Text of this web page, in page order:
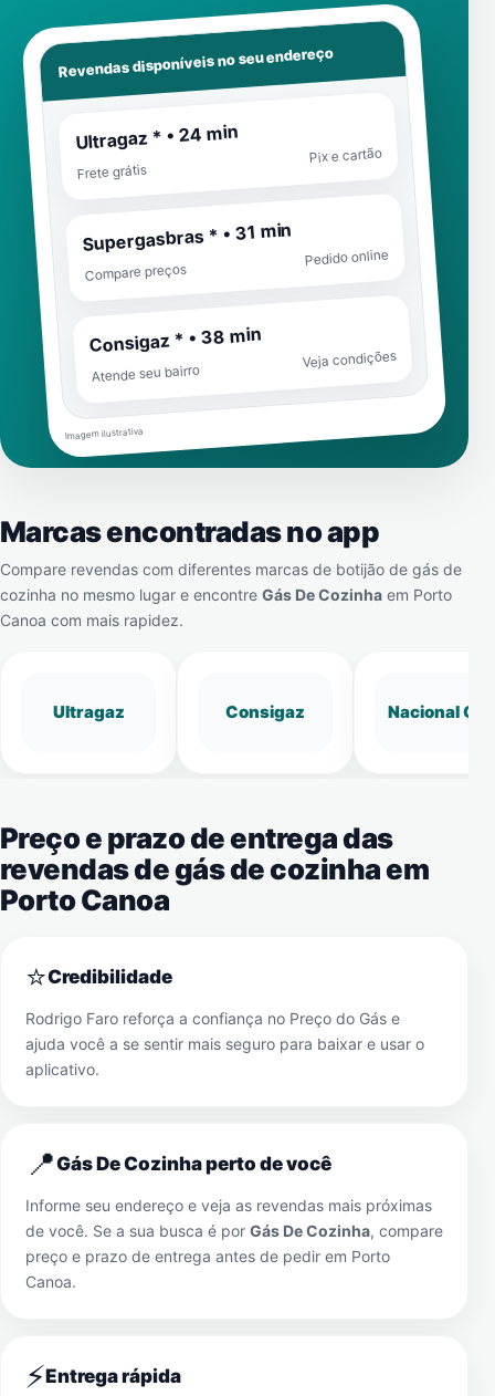
Revendas disponíveis no seu endereço
Ultragaz * • 24 min
Frete grátis
Pix e cartão
Supergasbras * • 31 min
Compare preços
Pedido online
Consigaz * • 38 min
Atende seu bairro
Veja condições
Imagem ilustrativa
Marcas encontradas no app
Compare revendas com diferentes marcas de botijão de gás de
cozinha no mesmo lugar e encontre Gás De Cozinha em Porto
Canoa com mais rapidez.
Ultragaz Consigaz Nacional Gás
Preço e prazo de entrega das
revendas de gás de cozinha em
Porto Canoa
⭐Credibilidade
Rodrigo Faro reforça a confiança no Preço do Gás e
ajuda você a se sentir mais seguro para baixar e usar o
aplicativo.
📍Gás De Cozinha perto de você
Informe seu endereço e veja as revendas mais próximas
de você. Se a sua busca é por Gás De Cozinha, compare
preço e prazo de entrega antes de pedir em Porto
Canoa.
⚡Entrega rápida